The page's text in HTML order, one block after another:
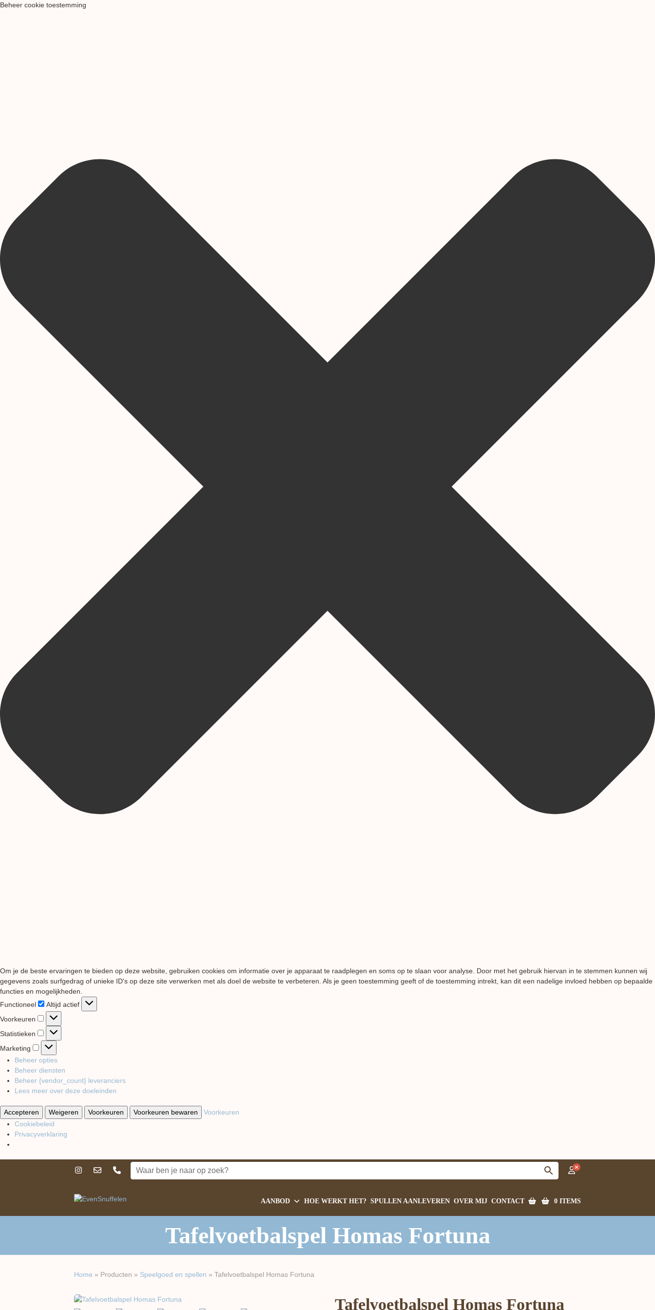
Beheer cookie toestemming
Om je de beste ervaringen te bieden op deze website, gebruiken cookies om informatie over je apparaat te raadplegen en soms op te slaan voor analyse. Door met het gebruik hiervan in te stemmen kunnen wij
gegevens zoals surfgedrag of unieke ID's op deze site verwerken met als doel de website te verbeteren. Als je geen toestemming geeft of de toestemming intrekt, kan dit een nadelige invloed hebben op bepaalde
functies en mogelijkheden.
Functioneel
Functioneel
Altijd actief
Voorkeuren
Voorkeuren
Statistieken Statistieken
Marketing
Marketing
Beheer opties
Beheer diensten
Beheer {vendor_count} leveranciers
Lees meer over deze doeleinden
Accepteren Weigeren Voorkeuren Voorkeuren bewaren
Voorkeuren
Cookiebeleid
Privacyverklaring
AANBOD HOE WERKT HET? SPULLEN AANLEVEREN OVER MIJ CONTACT 0 ITEMS
Tafelvoetbalspel Homas Fortuna
Home » Producten » Speelgoed en spellen » Tafelvoetbalspel Homas Fortuna
Tafelvoetbalspel Homas Fortuna